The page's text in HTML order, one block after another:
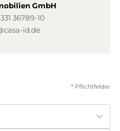
* Pflichtfelder
GmbH
36789-10
id.de